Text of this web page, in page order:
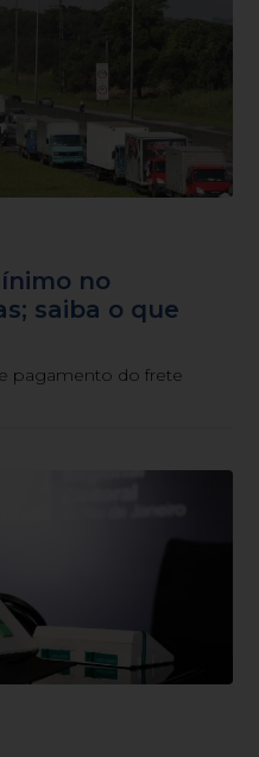
no
saiba o que
pagamento do frete